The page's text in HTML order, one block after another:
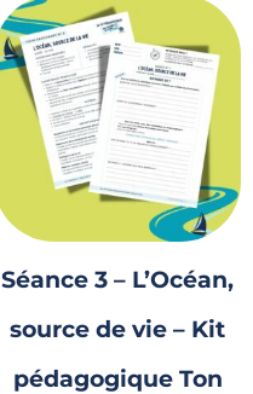
Séance 3 – L’Océan,
source de vie – Kit
pédagogique Ton